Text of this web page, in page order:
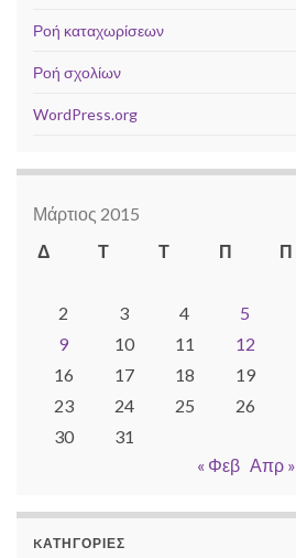
Ροή καταχωρίσεων
Ροή σχολίων
WordPress.org
Μάρτιος 2015
Δ
Τ Τ Π Π
2
3 4 5
9
10 11 12
16
17 18 19
23
24 25 26
30
31
« Φεβ Απρ »
KΑΤΗΓΟΡΊΕΣ